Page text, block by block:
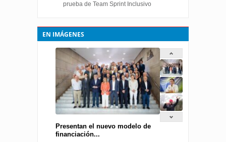
prueba de Team Sprint Inclusivo
EN IMÁGENES
Presentan el nuevo modelo de
financiación...